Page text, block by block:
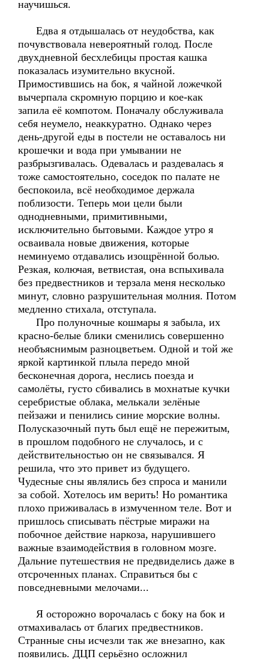
научишься.
Едва я отдышалась от неудобства, как
почувствовала невероятный голод. После
двухдневной бесхлебицы простая кашка
показалась изумительно вкусной.
Примостившись на бок, я чайной ложечкой
вычерпала скромную порцию и кое-как
запила её компотом. Поначалу обслуживала
себя неумело, неаккуратно. Однако через
день-другой еды в постели не оставалось ни
крошечки и вода при умывании не
разбрызгивалась. Одевалась и раздевалась я
тоже самостоятельно, соседок по палате не
беспокоила, всё необходимое держала
поблизости. Теперь мои цели были
однодневными, примитивными,
исключительно бытовыми. Каждое утро я
осваивала новые движения, которые
неминуемо отдавались изощрённой болью.
Резкая, колючая, ветвистая, она вспыхивала
без предвестников и терзала меня несколько
минут, словно разрушительная молния. Потом
медленно стихала, отступала.
Про полуночные кошмары я забыла, их
красно-белые блики сменились совершенно
необъяснимым разноцветьем. Одной и той же
яркой картинкой плыла передо мной
бесконечная дорога, неслись поезда и
самолёты, густо сбивались в мохнатые кучки
серебристые облака, мелькали зелёные
пейзажи и пенились синие морские волны.
Полусказочный путь был ещё не пережитым,
в прошлом подобного не случалось, и с
действительностью он не связывался. Я
решила, что это привет из будущего.
Чудесные сны являлись без спроса и манили
за собой. Хотелось им верить! Но романтика
плохо приживалась в измученном теле. Вот и
пришлось списывать пёстрые миражи на
побочное действие наркоза, нарушившего
важные взаимодействия в головном мозге.
Дальние путешествия не предвиделись даже в
отсроченных планах. Справиться бы с
повседневными мелочами...
Я осторожно ворочалась с боку на бок и
отмахивалась от благих предвестников.
Странные сны исчезли так же внезапно, как
появились. ДЦП серьёзно осложнил